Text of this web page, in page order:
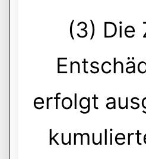
(3) Die
erfolgt